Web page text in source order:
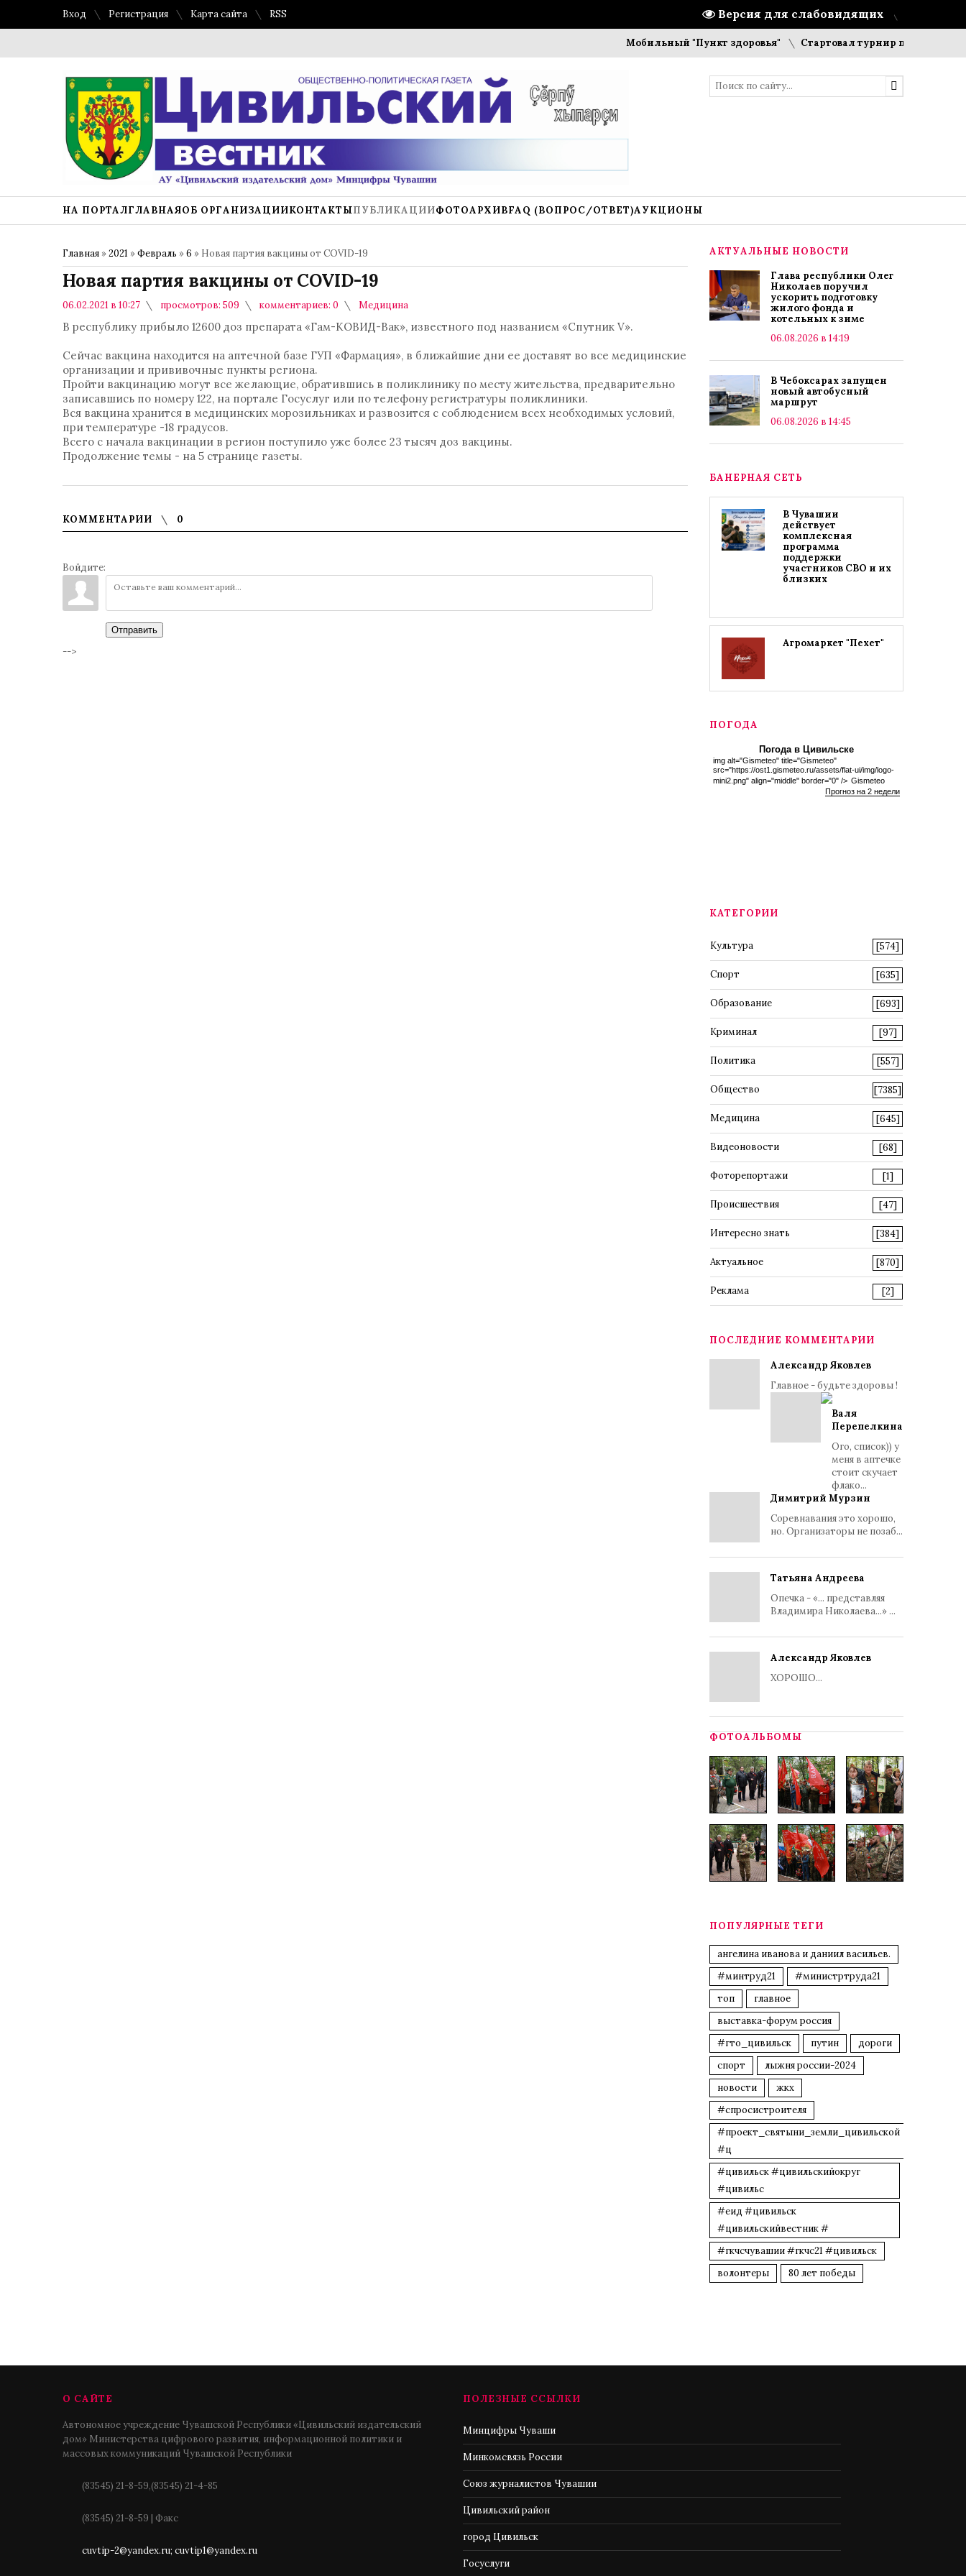
Версия для слабовидящих
Вход Регистрация Карта сайта RSS
Мобильный "Пункт здоровья" Стартовал турнир по шашкам и
НА ПОРТАЛГЛАВНАЯОБ ОРГАНИЗАЦИИКОНТАКТЫПУБЛИКАЦИИФОТОАРХИВFAQ (ВОПРОС/ОТВЕТ)АУКЦИОНЫ
Главная »2021 »Февраль »6 » Новая партия вакцины от COVID-19
Новая партия вакцины от COVID-19
06.02.2021 в 10:27 просмотров: 509 комментариев: 0 Медицина
В республику прибыло 12600 доз препарата «Гам-КОВИД-Вак», известного под названием «Спутник V».
Сейчас вакцина находится на аптечной базе ГУП «Фармация», в ближайшие дни ее доставят во все медицинские
организации и прививочные пункты региона.
Пройти вакцинацию могут все желающие, обратившись в поликлинику по месту жительства, предварительно
записавшись по номеру 122, на портале Госуслуг или по телефону регистратуры поликлиники.
Вся вакцина хранится в медицинских морозильниках и развозится с соблюдением всех необходимых условий,
при температуре -18 градусов.
Всего с начала вакцинации в регион поступило уже более 23 тысяч доз вакцины.
Продолжение темы - на 5 странице газеты.
КОММЕНТАРИИ 0
Войдите:
Отправить
-->
АКТУАЛЬНЫЕ НОВОСТИ
Глава республики Олег
Николаев поручил
ускорить подготовку
жилого фонда и
котельных к зиме
06.08.2026 в 14:19
В Чебоксарах запущен
новый автобусный
маршрут
06.08.2026 в 14:45
БАНЕРНАЯ СЕТЬ
В Чувашии
действует
комплексная
программа
поддержки
участников СВО и их
близких
Агромаркет "Пехет"
ПОГОДА
Погода в Цивильске
img alt="Gismeteo" title="Gismeteo"
src="https://ost1.gismeteo.ru/assets/flat-ui/img/logo-
mini2.png" align="middle" border="0" /> Gismeteo
Прогноз на 2 недели
КАТЕГОРИИ
Культура [574]
Спорт [635]
Образование [693]
Криминал [97]
Политика [557]
Общество [7385]
Медицина [645]
Видеоновости [68]
Фоторепортажи [1]
Происшествия [47]
Интересно знать [384]
Актуальное [870]
Реклама [2]
ПОСЛЕДНИЕ КОММЕНТАРИИ
Александр Яковлев
Главное - будьте здоровы !
Валя
Перепелкина
Ого, список)) у
меня в аптечке
стоит скучает
флако...
Димитрий Мурзин
Соревнавания это хорошо,
но. Организаторы не позаб...
Татьяна Андреева
Опечка - «... представляя
Владимира Николаева...» ...
Александр Яковлев
ХОРОШО...
ФОТОАЛЬБОМЫ
ПОПУЛЯРНЫЕ ТЕГИ
ангелина иванова и даниил васильев.
#минтруд21
#министртруда21
топ
главное
выставка-форум россия
#гто_цивильск
путин
дороги
спорт
лыжня россии-2024
новости
жкх
#спросистроителя
#проект_святыни_земли_цивильской
#ц
#цивильск #цивильскийокруг
#цивильс
#еид #цивильск
#цивильскийвестник #
#гкчсчувашии #гкчс21 #цивильск
волонтеры
80 лет победы
О САЙТЕ
Автономное учреждение Чувашской Республики «Цивильский издательский
дом» Министерства цифрового развития, информационной политики и
массовых коммуникаций Чувашской Республики
(83545) 21-8-59,(83545) 21-4-85
(83545) 21-8-59 | Факс
cuvtip-2@yandex.ru; cuvtip1@yandex.ru
ПОЛЕЗНЫЕ ССЫЛКИ
Минцифры Чуваши
Минкомсвязь России
Союз журналистов Чувашии
Цивильский район
город Цивильск
Госуслуги